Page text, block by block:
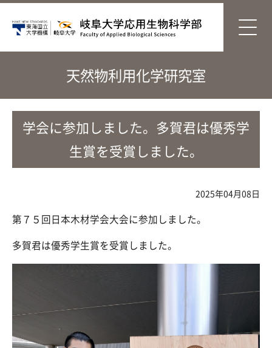
天然物利用化学研究室
学会に参加しました。多賀君は優秀学
生賞を受賞しました。
2025年04月08日
第７５回日本木材学会大会に参加しました。
多賀君は優秀学生賞を受賞しました。